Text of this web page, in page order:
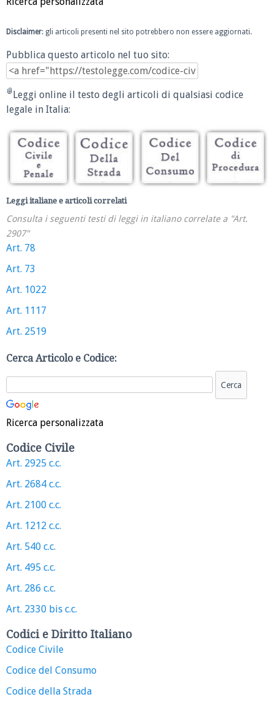
Disclaimer: gli articoli presenti nel sito potrebbero non essere aggiornati.
Pubblica questo articolo nel tuo sito:
Leggi online il testo degli articoli di qualsiasi codice
legale in Italia:
Leggi italiane e articoli correlati
Consulta i seguenti testi di leggi in italiano correlate a "Art.
2907"
Art. 78
Art. 73
Art. 1022
Art. 1117
Art. 2519
Cerca Articolo e Codice:
Ricerca personalizzata
Codice Civile
Art. 2925 c.c.
Art. 2684 c.c.
Art. 2100 c.c.
Art. 1212 c.c.
Art. 540 c.c.
Art. 495 c.c.
Art. 286 c.c.
Art. 2330 bis c.c.
Codici e Diritto Italiano
Codice Civile
Codice del Consumo
Codice della Strada